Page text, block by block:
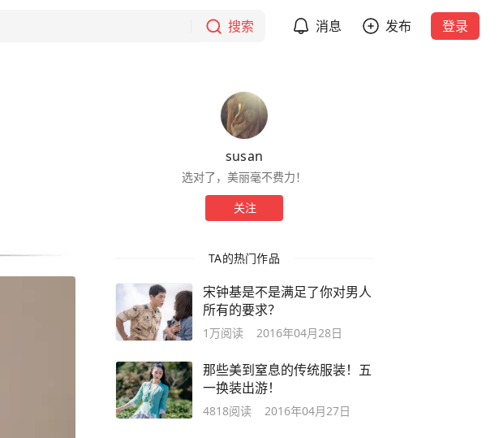
搜索 消息 发布 登录
susan
选对了，美丽毫不费力！
关注
TA的热门作品
宋钟基是不是满足了你对男人
所有的要求？
1万阅读 2016年04月28日
那些美到窒息的传统服装！五
一换装出游！
4818阅读 2016年04月27日